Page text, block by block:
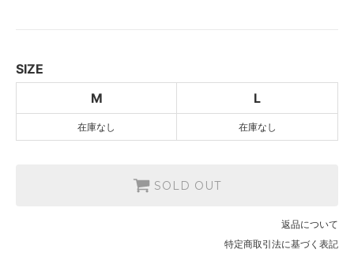
SIZE
M
L
在庫なし 在庫なし
SOLD OUT
返品について
特定商取引法に基づく表記